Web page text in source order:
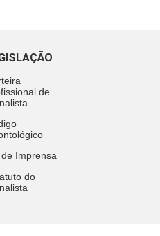
de
de Imprensa
do